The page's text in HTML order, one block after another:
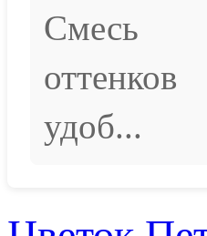
Смесь
оттенков
удоб...